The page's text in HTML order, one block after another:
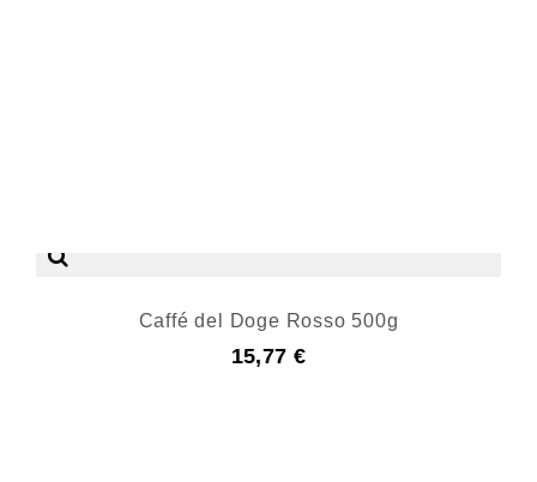
Caffé del Doge Rosso 500g
15,77 €